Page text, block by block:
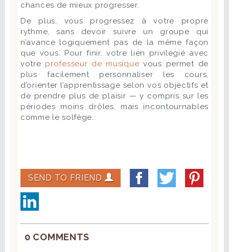
chances de mieux progresser.
De plus, vous progressez à votre propre
rythme, sans devoir suivre un groupe qui
n’avance logiquement pas de la même façon
que vous. Pour finir, votre lien privilégié avec
votre professeur de musique vous permet de
plus facilement personnaliser les cours,
d’orienter l’apprentissage selon vos objectifs et
de prendre plus de plaisir — y compris sur les
périodes moins drôles, mais incontournables
comme le solfège.
SEND TO FRIEND
0 COMMENTS